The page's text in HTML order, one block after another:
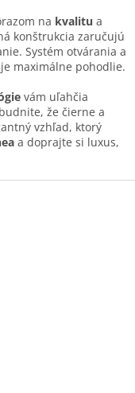
na kvalitu a
konštrukcia zaručujú
Systém otvárania a
maximálne pohodlie.
vám uľahčia
že čierne a
vzhľad, ktorý
a doprajte si luxus,